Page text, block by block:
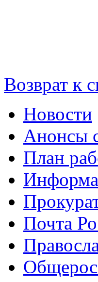
Возврат к
Новости
Анонсы
План
Почта